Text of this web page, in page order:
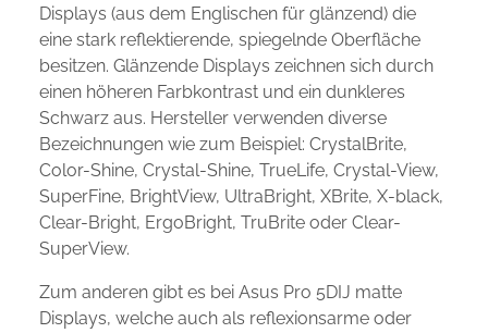
Displays (aus dem Englischen für glänzend) die
eine stark reflektierende, spiegelnde Oberfläche
besitzen. Glänzende Displays zeichnen sich durch
einen höheren Farbkontrast und ein dunkleres
Schwarz aus. Hersteller verwenden diverse
Bezeichnungen wie zum Beispiel: CrystalBrite,
Color-Shine, Crystal-Shine, TrueLife, Crystal-View,
SuperFine, BrightView, UltraBright, XBrite, X-black,
Clear-Bright, ErgoBright, TruBrite oder Clear-
SuperView.
Zum anderen gibt es bei Asus Pro 5DIJ matte
Displays, welche auch als reflexionsarme oder